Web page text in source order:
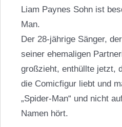
Liam Paynes Sohn ist
Man.
Der 28-jährige Sänger,
seiner ehemaligen
großzieht, enthüllte jetzt,
die Comicfigur liebt und
„Spider-Man“ und nicht
Namen hört.